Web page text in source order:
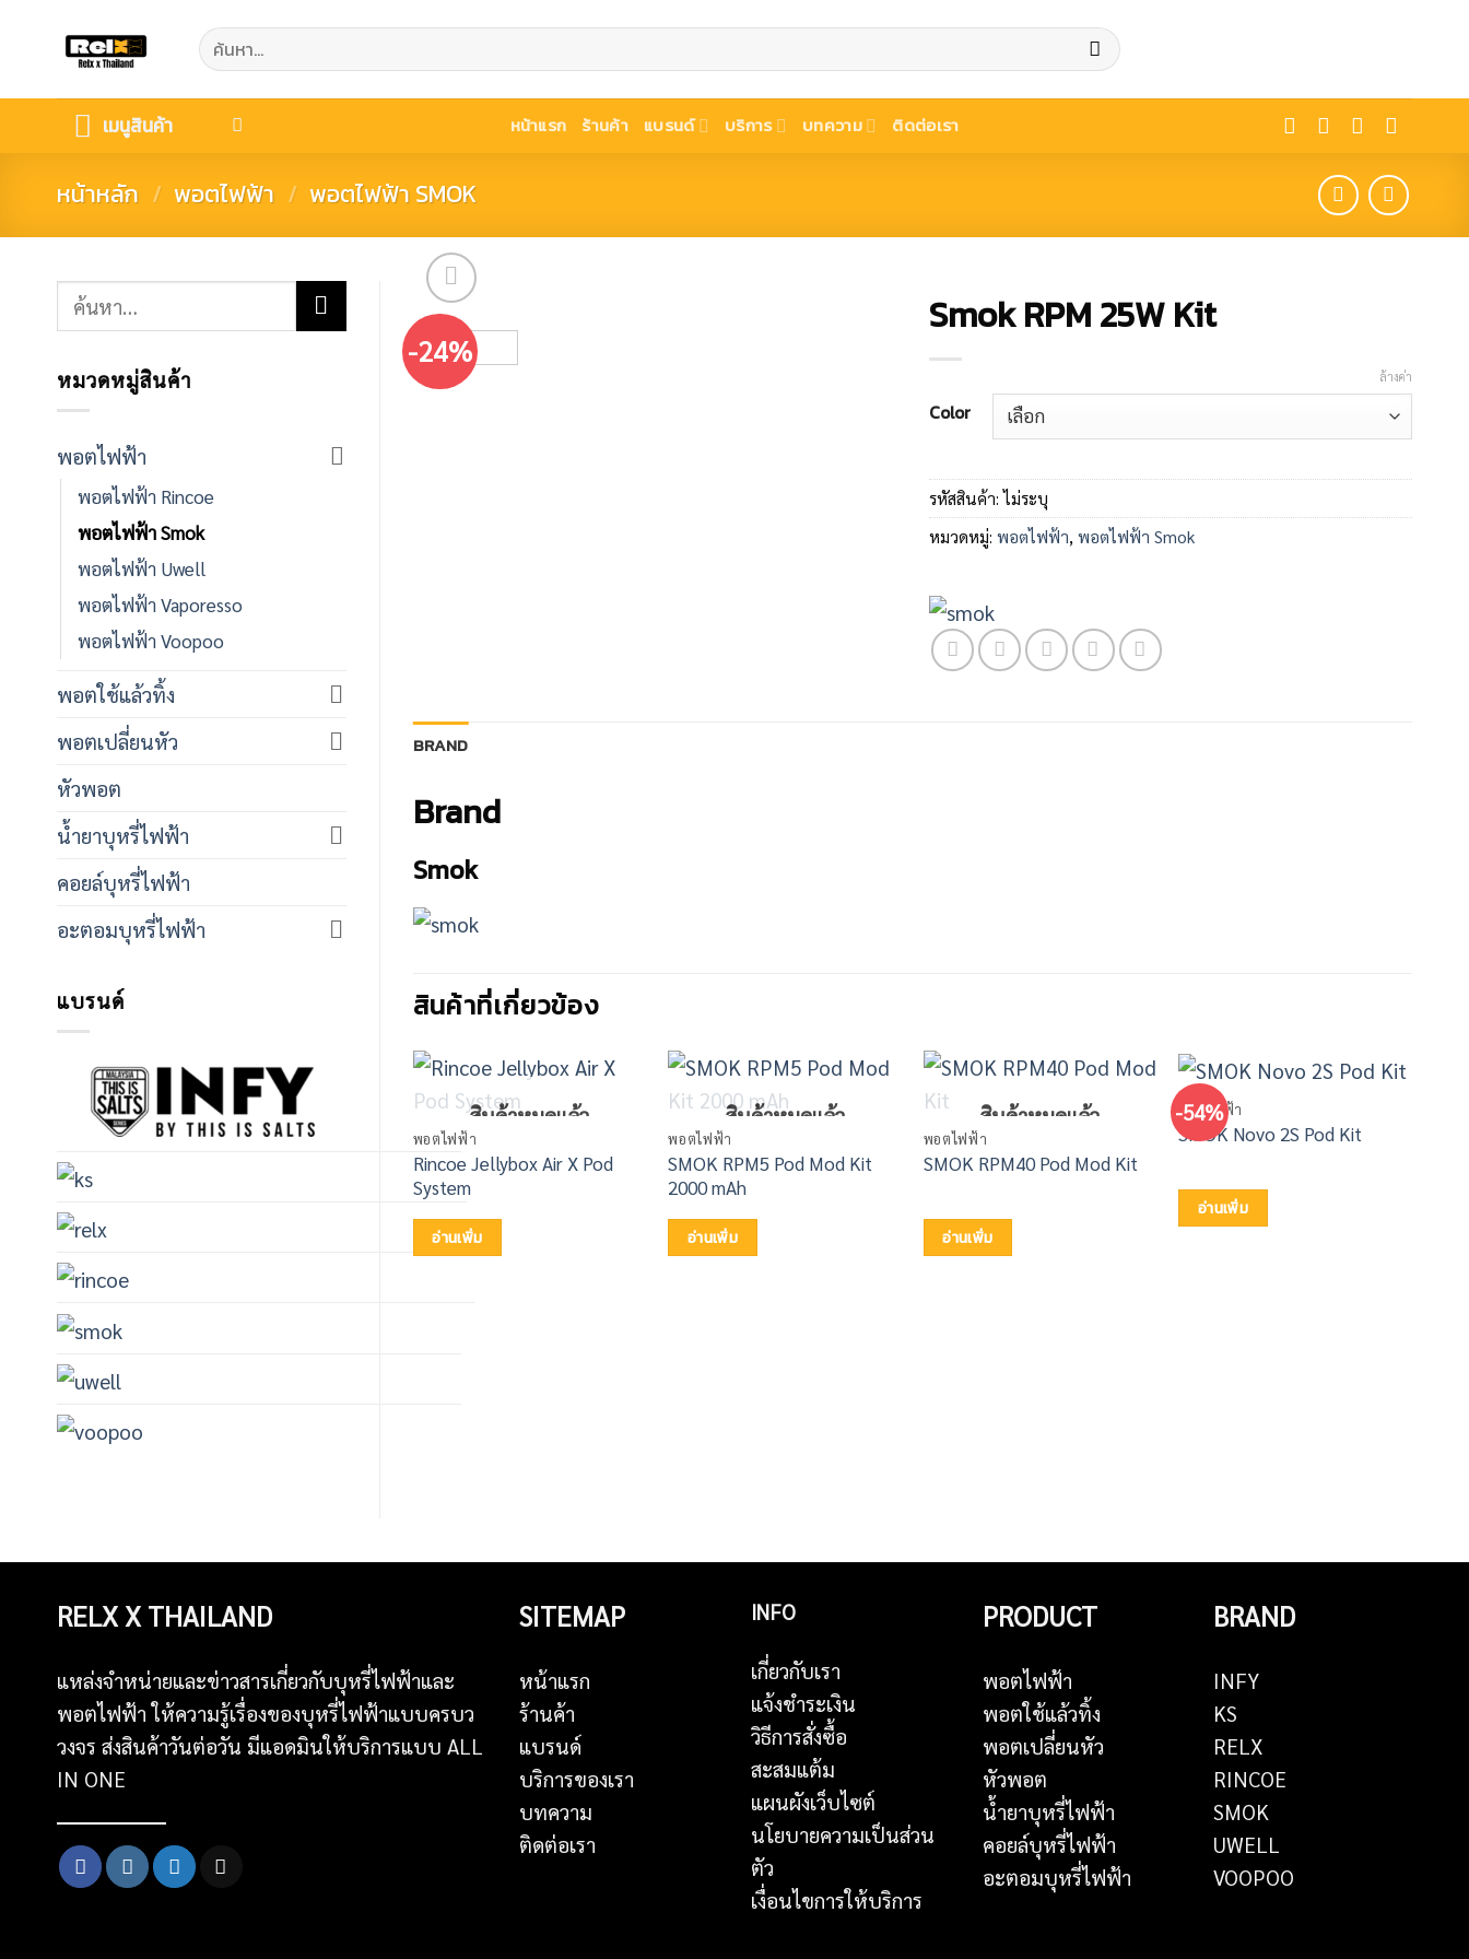
ค้นหา:
เมนูสินค้า หน้าแรก ร้านค้า แบรนด์ บริการ บทความ ติดต่อเรา
หน้าหลัก / พอตไฟฟ้า / พอตไฟฟ้า SMOK
ค้นหา:
หมวดหมู่สินค้า
พอตไฟฟ้า
พอตไฟฟ้า Rincoe
พอตไฟฟ้า Smok
พอตไฟฟ้า Uwell
พอตไฟฟ้า Vaporesso
พอตไฟฟ้า Voopoo
พอตใช้แล้วทิ้ง
พอตเปลี่ยนหัว
หัวพอต
น้ำยาบุหรี่ไฟฟ้า
คอยล์บุหรี่ไฟฟ้า
อะตอมบุหรี่ไฟฟ้า
แบรนด์
-24%
Smok RPM 25W Kit
Color
ล้างค่า
รหัสสินค้า:ไม่ระบุ
หมวดหมู่: พอตไฟฟ้า, พอตไฟฟ้า Smok
BRAND
Brand
Smok
สินค้าที่เกี่ยวข้อง
สินค้าหมดแล้ว
พอตไฟฟ้า
Rincoe Jellybox Air X Pod
System
อ่านเพิ่ม
สินค้าหมดแล้ว
พอตไฟฟ้า
SMOK RPM5 Pod Mod Kit
2000 mAh
อ่านเพิ่ม
สินค้าหมดแล้ว
พอตไฟฟ้า
SMOK RPM40 Pod Mod Kit
อ่านเพิ่ม
-54%
พอตไฟฟ้า
SMOK Novo 2S Pod Kit
อ่านเพิ่ม
RELX X THAILAND
แหล่งจำหน่ายและข่าวสารเกี่ยวกับบุหรี่ไฟฟ้าและ
พอตไฟฟ้า ให้ความรู้เรื่องของบุหรี่ไฟฟ้าแบบครบว
วงจร ส่งสินค้าวันต่อวัน มีแอดมินให้บริการแบบ ALL
IN ONE
SITEMAP
หน้าแรก
ร้านค้า
แบรนด์
บริการของเรา
บทความ
ติดต่อเรา
INFO
เกี่ยวกับเรา
แจ้งชำระเงิน
วิธีการสั่งซื้อ
สะสมแต้ม
แผนผังเว็บไซต์
นโยบายความเป็นส่วน
ตัว
เงื่อนไขการให้บริการ
PRODUCT
พอตไฟฟ้า
พอตใช้แล้วทิ้ง
พอตเปลี่ยนหัว
หัวพอต
น้ำยาบุหรี่ไฟฟ้า
คอยล์บุหรี่ไฟฟ้า
อะตอมบุหรี่ไฟฟ้า
BRAND
INFY
KS
RELX
RINCOE
SMOK
UWELL
VOOPOO